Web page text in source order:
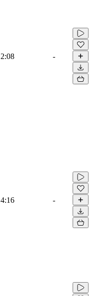
2:08 -
4:16 -